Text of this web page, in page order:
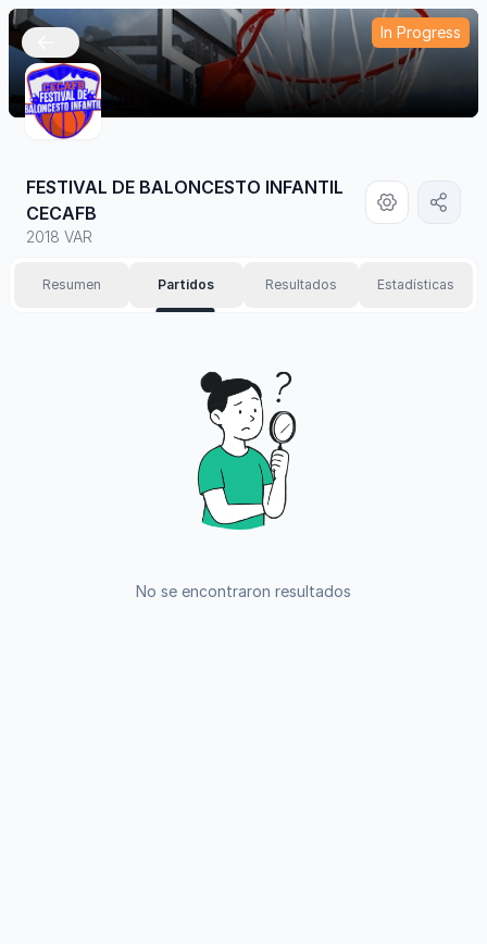
In Progress
🇲🇽
FESTIVAL DE BALONCESTO INFANTIL
CECAFB
2018 VAR
Resumen Partidos Resultados Estadísticas
No se encontraron resultados